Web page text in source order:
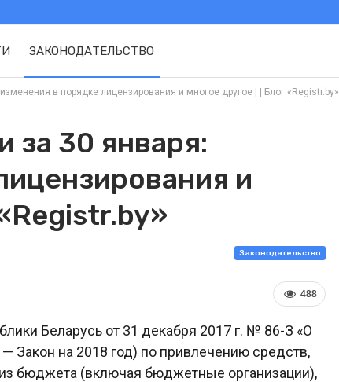
ЗАКОНОДАТЕЛЬСТВО
в порядке лицензирования и многое другое | | Блог «Registr.by»
за 30 января:
и
Законодательство
488
Беларусь от 31 декабря 2017 г. № 86-З «О
Закон на 2018 год) по привлечению средств,
бюджета (включая бюджетные организации),